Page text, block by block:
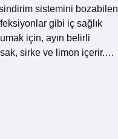
sistemini bozabilen
gibi iç sağlık
için, ayın belirli
sirke ve limon içerir.…